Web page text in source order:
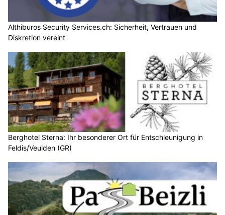
Althiburos Security Services.ch: Sicherheit, Vertrauen und
Diskretion vereint
Berghotel Sterna: Ihr besonderer Ort für Entschleunigung in
Feldis/Veulden (GR)